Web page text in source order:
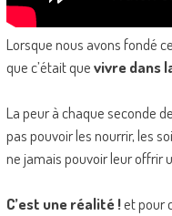
Lorsque nous avons fondé
que c’était quevivre dans
La peur à chaque seconde
pas pouvoir les nourrir, les
ne jamais pouvoir leur offrir
C’est une réalité !et pour